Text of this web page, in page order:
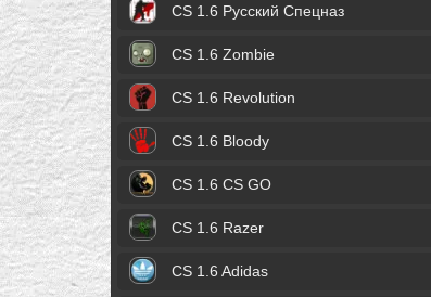
CS 1.6 Русский Спецназ
CS 1.6 Zombie
CS 1.6 Revolution
CS 1.6 Bloody
CS 1.6 CS GO
CS 1.6 Razer
CS 1.6 Adidas